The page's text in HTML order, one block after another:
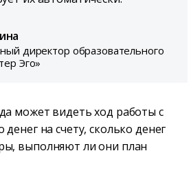
директор образовательного
Эго»
может видеть ход работы с
на счету, сколько денег
выполняют ли они план